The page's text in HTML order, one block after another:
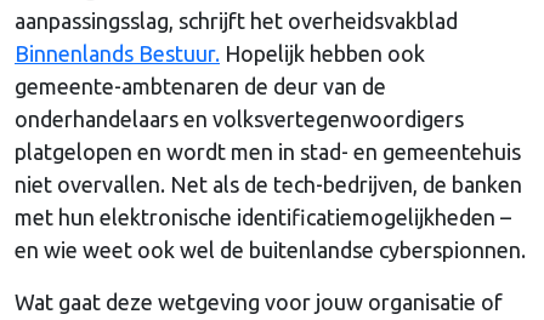
aanpassingsslag, schrijft het overheidsvakblad
Binnenlands Bestuur. Hopelijk hebben ook
gemeente-ambtenaren de deur van de
onderhandelaars en volksvertegenwoordigers
platgelopen en wordt men in stad- en gemeentehuis
niet overvallen. Net als de tech-bedrijven, de banken
met hun elektronische identificatiemogelijkheden –
en wie weet ook wel de buitenlandse cyberspionnen.
Wat gaat deze wetgeving voor jouw organisatie of